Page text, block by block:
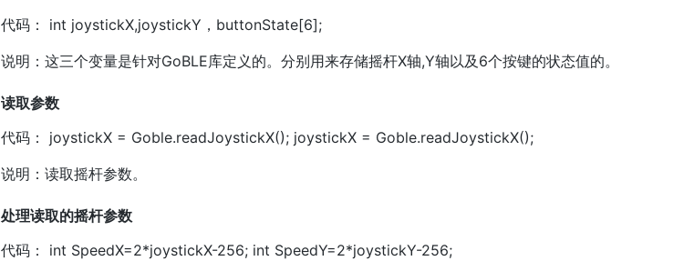
代码： int joystickX,joystickY，buttonState[6];
说明：这三个变量是针对GoBLE库定义的。分别用来存储摇杆X轴,Y轴以及6个按键的状态值的。
读取参数
代码： joystickX = Goble.readJoystickX(); joystickX = Goble.readJoystickX();
说明：读取摇杆参数。
处理读取的摇杆参数
代码： int SpeedX=2*joystickX-256; int SpeedY=2*joystickY-256;